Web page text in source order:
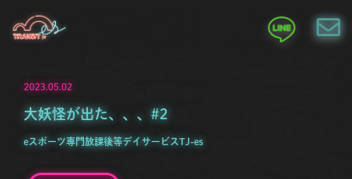
2023.05.02
大妖怪が出た、、、#2
eスポーツ専門放課後等デイサービスTJ-es